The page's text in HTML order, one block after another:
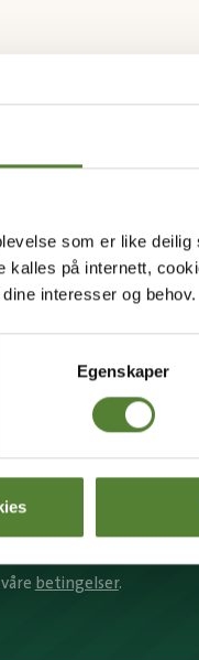
som er like
kalles på internett,
interesser og
Egenskaper
FRA
får du unike
mange fordeler.
betingelser.